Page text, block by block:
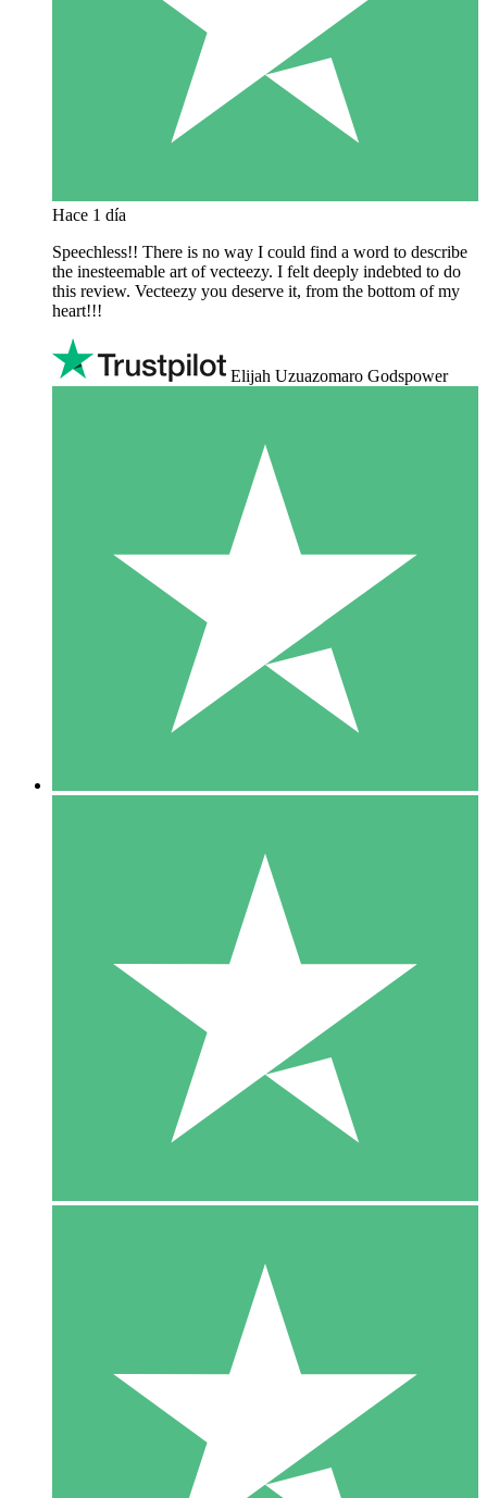
Hace 1 día
Speechless!! There is no way I could find a word to describe
the inesteemable art of vecteezy. I felt deeply indebted to do
this review. Vecteezy you deserve it, from the bottom of my
heart!!!
Elijah Uzuazomaro Godspower